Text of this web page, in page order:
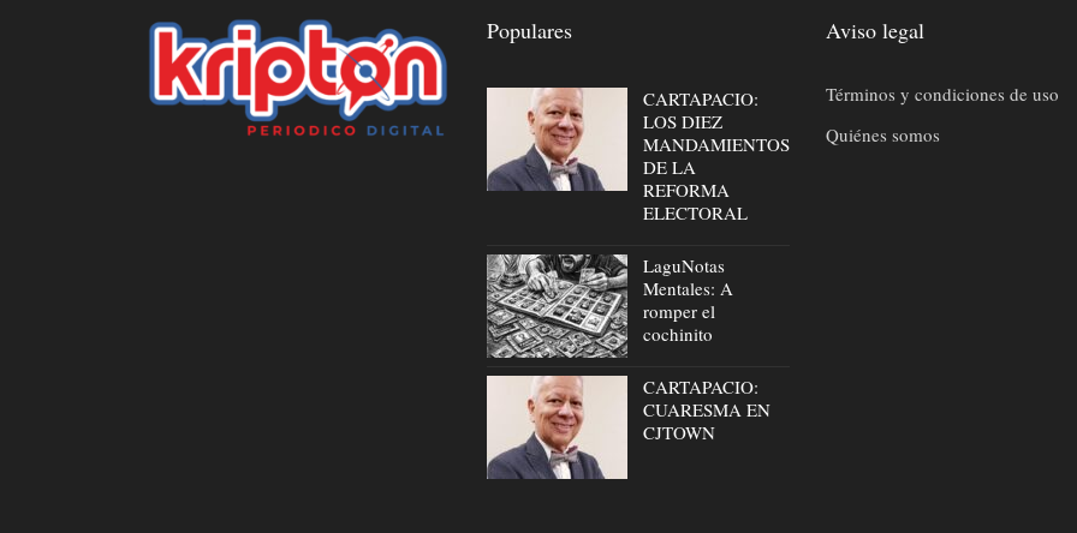
Populares
CARTAPACIO:
LOS DIEZ
MANDAMIENTOS
DE LA
REFORMA
ELECTORAL
LaguNotas
Mentales: A
romper el
cochinito
CARTAPACIO:
CUARESMA EN
CJTOWN
Aviso legal
Términos y condiciones de uso
Quiénes somos